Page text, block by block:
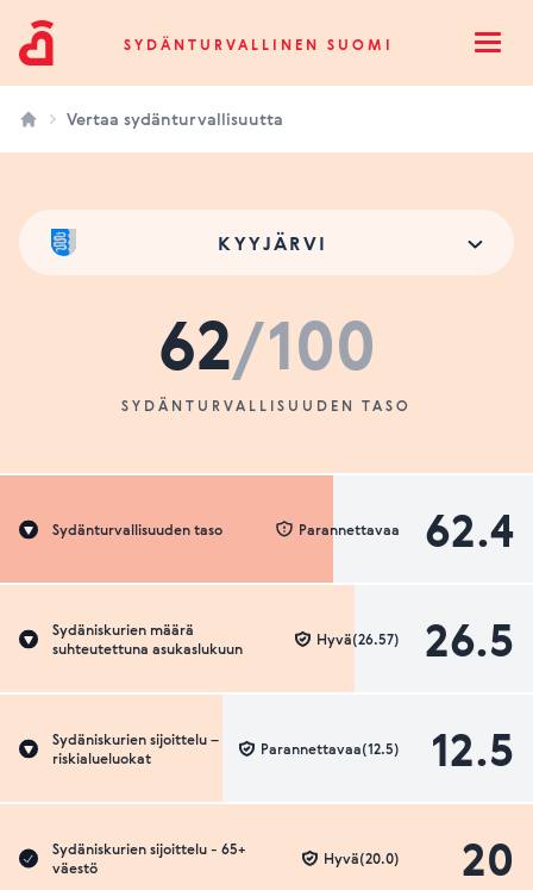
Sydänturvallinen SuomiSYDÄNTURVALLINEN SUOMI
Vertaa sydänturvallisuutta
KYYJÄRVI
62/100
SYDÄNTURVALLISUUDEN TASO
Sydänturvallisuuden taso 62.4
Parannettavaa
Sydäniskurien määrä
suhteutettuna asukaslukuun
26.5
Hyvä(26.57)
Sydäniskurien sijoittelu –
riskialueluokat
12.5
Parannettavaa(12.5)
Sydäniskurien sijoittelu - 65+
väestö
20
Hyvä(20.0)